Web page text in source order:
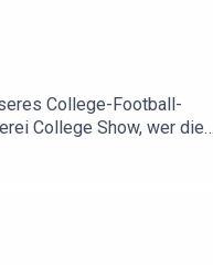
College-Football-
College Show, wer die
Hier erfahrt ihr im
Pac12 sind.